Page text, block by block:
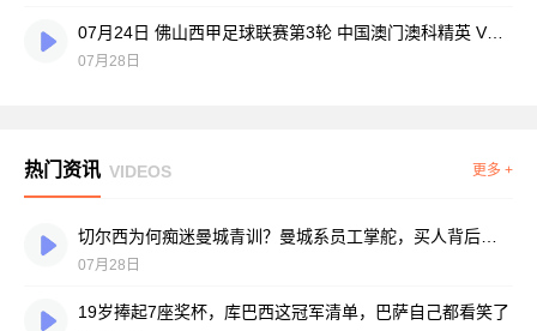
07月24日 佛山西甲足球联赛第3轮 中国澳门澳科精英 VS 藝品高國際 全场录像
07月28日
热门资讯 VIDEOS 更多 +
07月28日
19岁捧起7座奖杯，库巴西这冠军清单，巴萨自己都看笑了